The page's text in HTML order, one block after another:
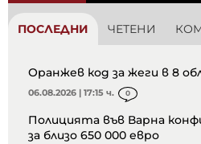
ПОСЛЕДНИ ЧЕТЕНИ
Оранжев код за жеги в 8
06.08.2026 | 17:15 ч. 0
Полицията във Варна
за близо 650 000 евро